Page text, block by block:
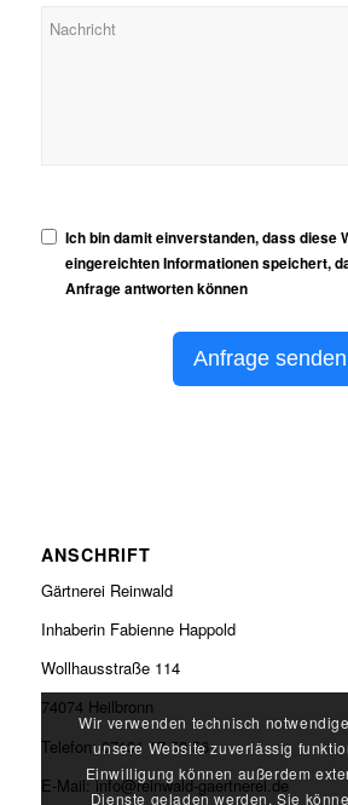
Ich bin damit einverstanden, dass diese
eingereichten Informationen speichert,
Anfrage antworten können
Anfrage senden
ANSCHRIFT
Gärtnerei Reinwald
Inhaberin Fabienne Happold
Wollhausstraße 114
74074 Heilbronn
Telefon: 07131 17 52 56
E-Mail: info@reinwald-gaertnerei.de
Wir verwenden technisch
unsere Website zuverlässig
Einwilligung können außerdem
Dienste geladen werden. Sie